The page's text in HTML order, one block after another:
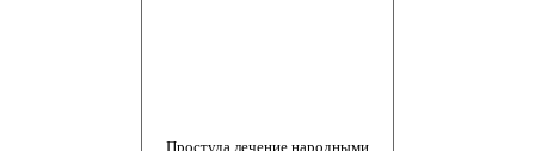
Простуда лечение народными